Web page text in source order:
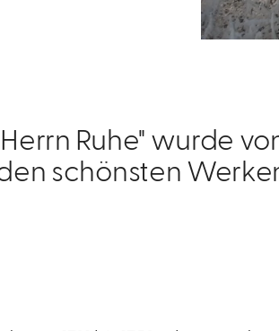
Ruhe" wurde von
schönsten